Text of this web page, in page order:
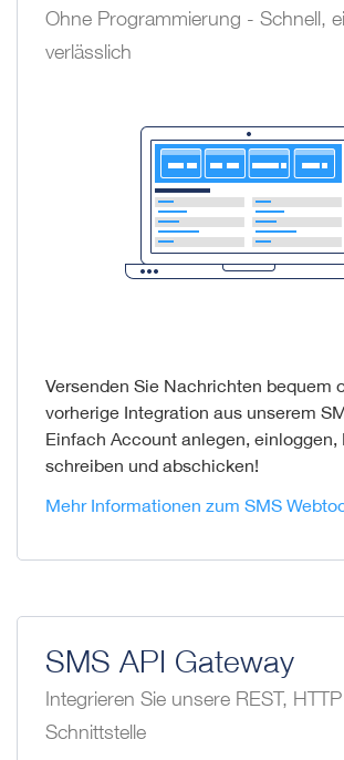
Ohne Programmierung - Schnell,
verlässlich
Versenden Sie Nachrichten bequem
vorherige Integration aus unserem
Einfach Account anlegen,
schreiben und abschicken!
Mehr Informationen zum SMS
SMS API Gateway
Integrieren Sie unsere REST,
Schnittstelle